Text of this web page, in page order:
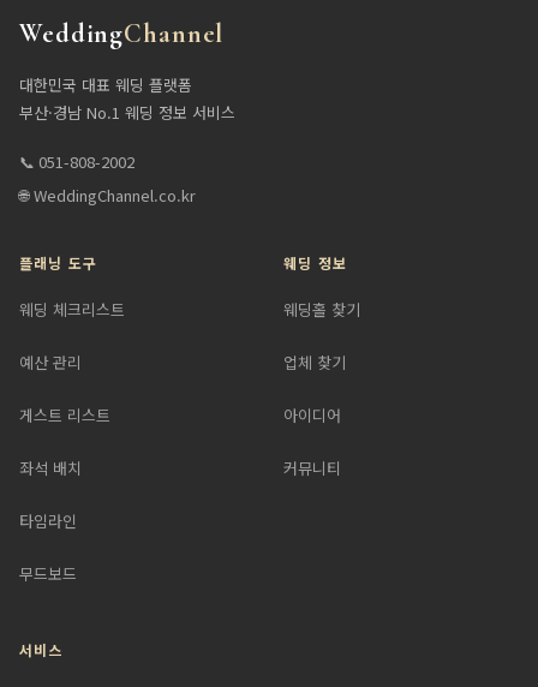
WeddingChannel
대한민국 대표 웨딩 플랫폼
부산·경남 No.1 웨딩 정보 서비스
📞 051-808-2002
🌐 WeddingChannel.co.kr
플래닝 도구
웨딩 체크리스트
예산 관리
게스트 리스트
좌석 배치
타임라인
무드보드
웨딩 정보
웨딩홀 찾기
업체 찾기
아이디어
커뮤니티
서비스